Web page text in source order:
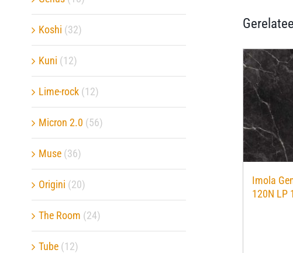
Imola
120N LP
Koshi (32)
Kuni (12)
Lime-rock (12)
Micron 2.0 (56)
Muse (36)
Origini (20)
The Room (24)
Tube (12)